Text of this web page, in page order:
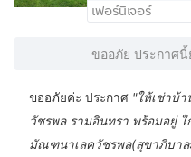
เฟอร์นิเจอร์
ขออภัย ประกาศนี้
ขออภัยค่ะ ประกาศ "ให้เช่าบ้
วัชรพล รามอินทรา พร้อมอยู่
มัณฑนาเลควัชรพล(สุขาภิบา